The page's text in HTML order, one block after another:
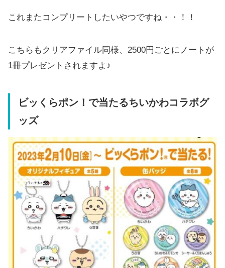
これまたコンプリートしたいやつですね・・！！
こちらもクリアファイル同様、2500円ごとにノートが
1冊プレゼントされますよ♪
ビッくらポン！で当たるちいかわコラボグ
ッズ